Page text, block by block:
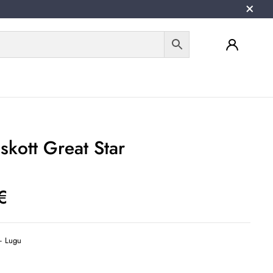
Great Star
Lugu